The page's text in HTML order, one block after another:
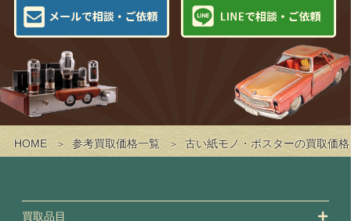
HOME 参考買取価格一覧 古い紙モノ・ポスターの買取価格
買取品目